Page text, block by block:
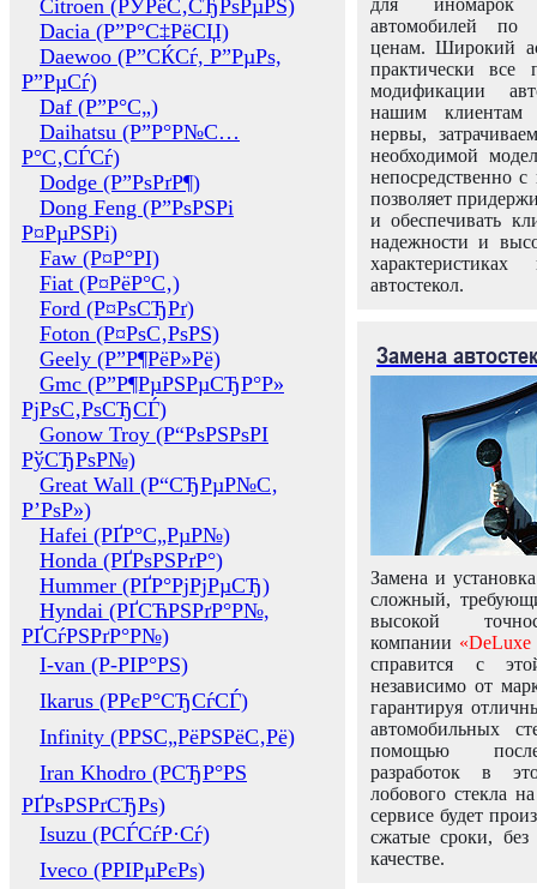
Citroen (РЎРёС‚СЂРѕРµРЅ)
Dacia (Р”Р°С‡РёСЏ)
Daewoo (Р”СЌСѓ, Р”РµРѕ,
Р”РµСѓ)
Daf (Р”Р°С„)
Daihatsu (Р”Р°Р№С…
Р°С‚СЃСѓ)
Dodge (Р”РѕРґР¶)
Dong Feng (Р”РѕРЅРі
Р¤РµРЅРі)
Faw (Р¤Р°РІ)
Fiat (Р¤РёР°С‚)
Ford (Р¤РѕСЂРґ)
Foton (Р¤РѕС‚РѕРЅ)
Geely (Р”Р¶РёР»Рё)
Gmc (Р”Р¶РµРЅРµСЂР°Р»
РјРѕС‚РѕСЂСЃ)
Gonow Troy (Р“РѕРЅРѕРІ
РўСЂРѕР№)
Great Wall (Р“СЂРµР№С‚
Р’РѕР»)
Hafei (РҐР°С„РµР№)
Honda (РҐРѕРЅРґР°)
Hummer (РҐР°РјРјРµСЂ)
Hyndai (РҐСЋРЅРґР°Р№,
РҐСѓРЅРґР°Р№)
I-van (Р-РІР°РЅ)
Ikarus (РРєР°СЂСѓСЃ)
Infinity (РРЅС„РёРЅРёС‚Рё)
Iran Khodro (РСЂР°РЅ
РҐРѕРЅРґСЂРѕ)
Isuzu (РСЃСѓР·Сѓ)
Iveco (РРІРµРєРѕ)
для иномарок
автомобилей
ценам. Широкий
практически все
модификации
нашим клиентам
нервы,
необходимой
непосредственно
позволяет
и обеспечивать
надежности и
автостекол.
Замена
Замена и
сложный,
высокой
компании «DeLuxe
справится с
независимо от
гарантируя
автомобильных
помощью
разработок в
лобового стекла
сервисе будет
сжатые сроки,
качестве.